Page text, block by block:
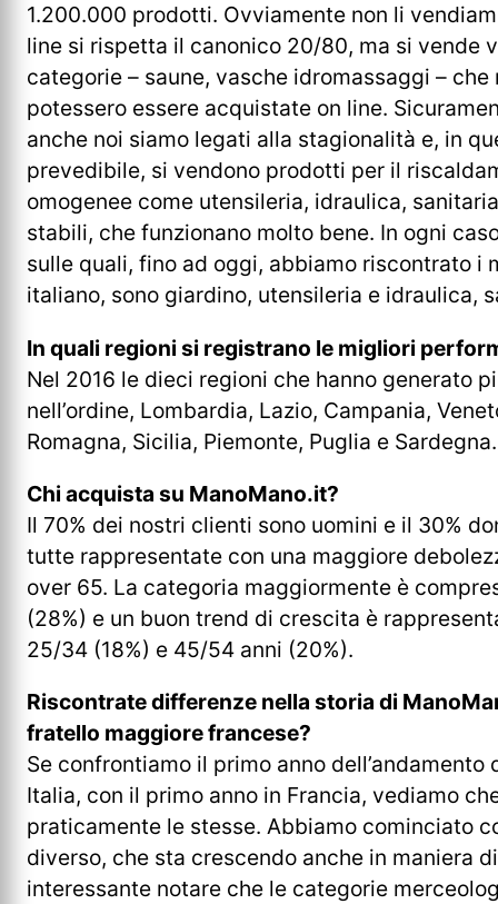
1.200.000 prodotti. Ovviamente non li
line si rispetta il canonico 20/80, ma si vende
categorie – saune, vasche idromassaggi –
potessero essere acquistate on line.
anche noi siamo legati alla stagionalità e, in
prevedibile, si vendono prodotti per il
omogenee come utensileria, idraulica,
stabili, che funzionano molto bene. In ogni
sulle quali, fino ad oggi, abbiamo riscontrato i
italiano, sono giardino, utensileria e idraulica,
In quali regioni si registrano le migliori
Nel 2016 le dieci regioni che hanno generato
nell’ordine, Lombardia, Lazio, Campania,
Romagna, Sicilia, Piemonte, Puglia e Sardegna.
Chi acquista su ManoMano.it?
Il 70% dei nostri clienti sono uomini e il 30%
tutte rappresentate con una maggiore
over 65. La categoria maggiormente è
(28%) e un buon trend di crescita è
25/34 (18%) e 45/54 anni (20%).
Riscontrate differenze nella storia di
fratello maggiore francese?
Se confrontiamo il primo anno dell’andamento
Italia, con il primo anno in Francia, vediamo
praticamente le stesse. Abbiamo cominciato
diverso, che sta crescendo anche in maniera
interessante notare che le categorie